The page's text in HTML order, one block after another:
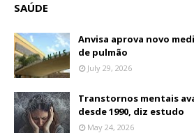
SAÚDE
Anvisa aprova novo
de pulmão
July 29, 2026
Transtornos mentais
desde 1990, diz estudo
May 24, 2026